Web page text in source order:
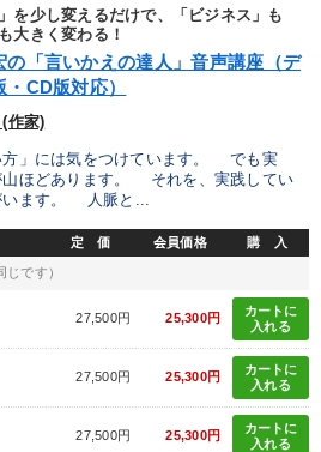
」を少し変えるだけで、「ビジネス」も
大きく変わる！
の「言いかえの達人」音声講座（デ
CD版対応）
作家)
」には気をつけています。 でも実
山ほどあります。 それを、実践してい
います。 人脈と...
定 価 会員価格 購 入
じです）
27,500円 25,300円
カートに
入れる
27,500円 25,300円
カートに
入れる
27,500円 25,300円
カートに
入れる